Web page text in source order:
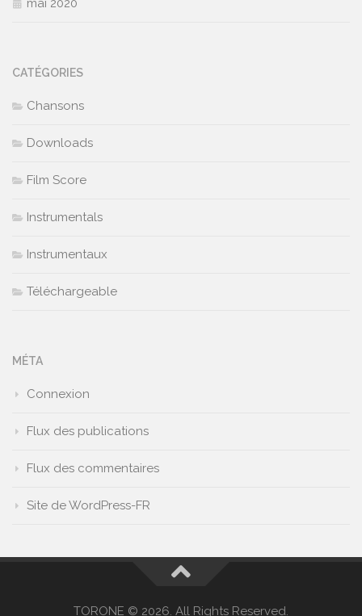
mai 2020
CATÉGORIES
Chansons
Downloads
Film Score
Instrumentals
Instrumentaux
Téléchargeable
MÉTA
Connexion
Flux des publications
Flux des commentaires
Site de WordPress-FR
TORONE © 2026. All Rights Reserved.